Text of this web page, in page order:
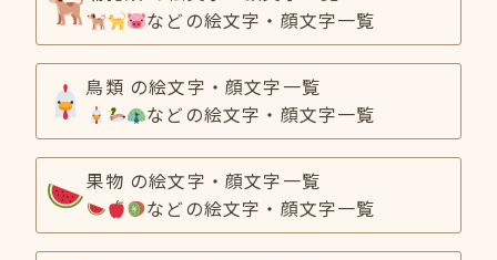
などの絵文字・顔文字一覧
鳥類 の絵文字・顔文字一覧
などの絵文字・顔文字一覧
果物 の絵文字・顔文字一覧
などの絵文字・顔文字一覧